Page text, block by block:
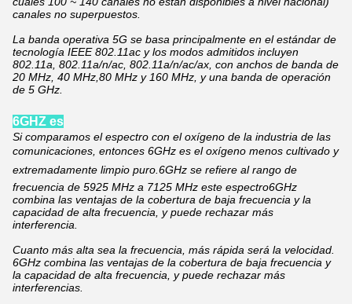
canales no superpuestos.
La banda operativa 5G se basa principalmente en el estándar de
tecnología IEEE 802.11ac y los modos admitidos incluyen
802.11a, 802.11a/n/ac, 802.11a/n/ac/ax, con anchos de banda de
20 MHz, 40 MHz,80 MHz y 160 MHz, y una banda de operación
de 5 GHz.
6GHZ es
Si comparamos el espectro con el oxígeno de la industria de las
comunicaciones, entonces 6GHz es el oxígeno menos cultivado y
extremadamente limpio puro.6GHz se refiere al rango de
frecuencia de 5925 MHz a 7125 MHz este espectro6GHz
combina las ventajas de la cobertura de baja frecuencia y la
capacidad de alta frecuencia, y puede rechazar más
interferencia.
Cuanto más alta sea la frecuencia, más rápida será la velocidad.
6GHz combina las ventajas de la cobertura de baja frecuencia y
la capacidad de alta frecuencia, y puede rechazar más
interferencias.